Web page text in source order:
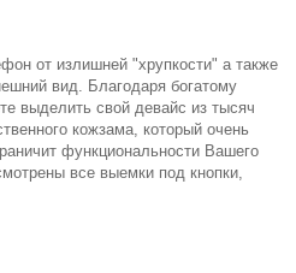
от излишней "хрупкости" а также
вид. Благодаря богатому
выделить свой девайс из тысяч
кожзама, который очень
функциональности Вашего
все выемки под кнопки,